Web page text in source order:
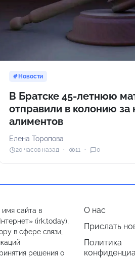
Новости
В Братске 45-летнюю
отправили в колонию за
алиментов
Елена Торопова
20 часов назад 11 0
сайта в
(irk.today),
в сфере связи,
решения о
О нас
Прислать
Политика